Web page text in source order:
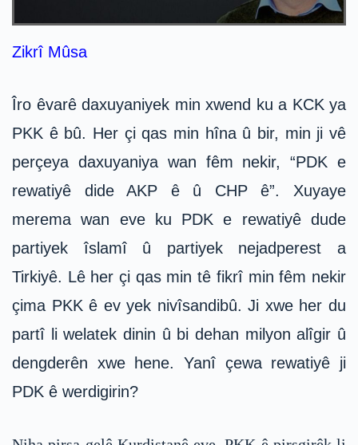
Zikrî Mûsa
Îro êvarê daxuyaniyek min xwend ku a KCK ya
PKK ê bû. Her çi qas min hîna û bir, min ji vê
perçeya daxuyaniya wan fêm nekir, “PDK e
rewatiyê dide AKP ê û CHP ê”. Xuyaye
merema wan eve ku PDK e rewatiyê dude
partiyek îslamî û partiyek nejadperest a
Tirkiyê. Lê her çi qas min tê fikrî min fêm nekir
çima PKK ê ev yek nivîsandibû. Ji xwe her du
partî li welatek dinin û bi dehan milyon alîgir û
dengderên xwe hene. Yanî çewa rewatiyê ji
PDK ê werdigirin?